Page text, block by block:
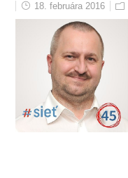
18. februára 2016